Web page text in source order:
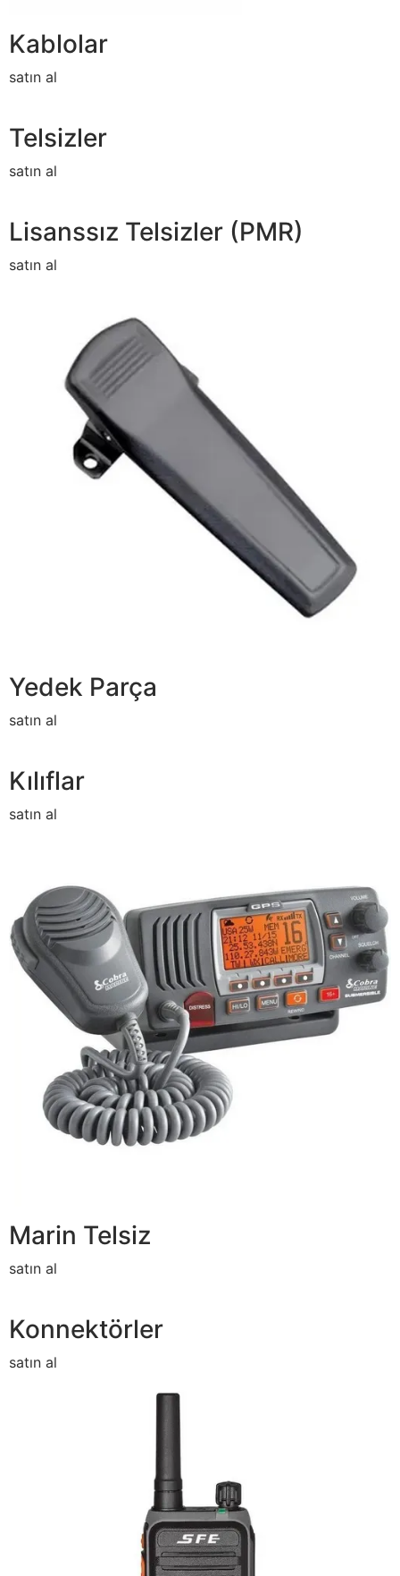
Kablolar
satın al
Telsizler
satın al
Lisanssız Telsizler (PMR)
satın al
Yedek Parça
satın al
Kılıflar
satın al
Marin Telsiz
satın al
Konnektörler
satın al